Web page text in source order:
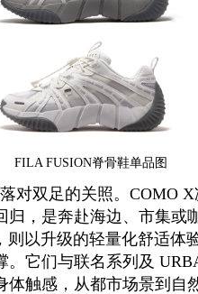
FILA FUSION脊骨鞋单品图
对双足的关照。COMO
归，是奔赴海边、市集或
则以升级的轻量化舒适体
。它们与联名系列及
触感，从都市场景到自